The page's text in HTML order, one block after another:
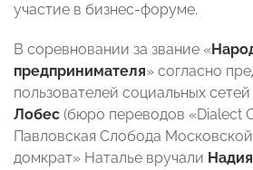
участие в бизнес-форуме.
В соревновании за звание «
предпринимателя» согласно
пользователей социальных
Лобес (бюро переводов «Dialect
Павловская Слобода
домкрат» Наталье вручали